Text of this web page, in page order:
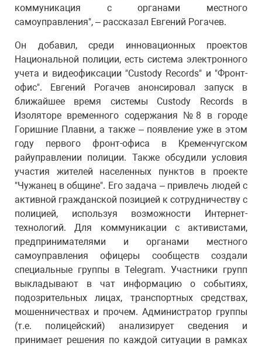
коммуникация с органами местного
самоуправления", – рассказал Евгений Рогачев.
Он добавил, среди инновационных проектов
Национальной полиции, есть система электронного
учета и видеофиксации "Custody Records" и "Фронт-
офис". Евгений Рогачев анонсировал запуск в
ближайшее время системы Custody Records в
Изоляторе временного содержания №8 в городе
Горишние Плавни, а также – появление уже в этом
году первого фронт-офиса в Кременчугском
райуправлении полиции. Также обсудили условия
участия жителей населенных пунктов в проекте
"Чужанец в общине". Его задача – привлечь людей с
активной гражданской позицией к сотрудничеству с
полицией, используя возможности Интернет-
технологий. Для коммуникации с активистами,
предпринимателями и органами местного
самоуправления офицеры сообществ создали
специальные группы в Telegram. Участники групп
выкладывают в чат информацию о событиях,
подозрительных лицах, транспортных средствах,
мошенничествах и прочем. Администратор группы
(т.е. полицейский) анализирует сведения и
принимает решения по каждой ситуации в рамках